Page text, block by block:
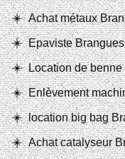
Achat métaux
Epaviste Brangues
Location de
Enlèvement
location big bag
Achat catalyseur